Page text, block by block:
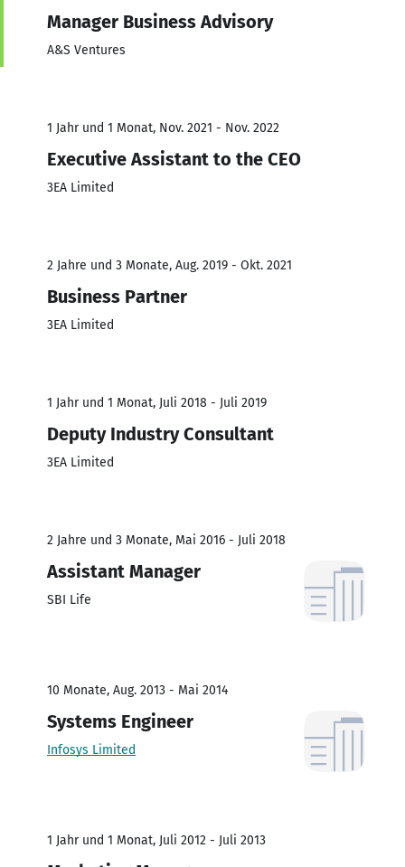
Manager Business Advisory
A&S Ventures
1 Jahr und 1 Monat, Nov. 2021 - Nov. 2022
Executive Assistant to the CEO
3EA Limited
2 Jahre und 3 Monate, Aug. 2019 - Okt. 2021
Business Partner
3EA Limited
1 Jahr und 1 Monat, Juli 2018 - Juli 2019
Deputy Industry Consultant
3EA Limited
2 Jahre und 3 Monate, Mai 2016 - Juli 2018
Assistant Manager
SBI Life
10 Monate, Aug. 2013 - Mai 2014
Systems Engineer
Infosys Limited
1 Jahr und 1 Monat, Juli 2012 - Juli 2013